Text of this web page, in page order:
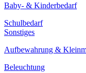
Baby- & Kinderbedarf
Schulbedarf
Sonstiges
Aufbewahrung &
Beleuchtung